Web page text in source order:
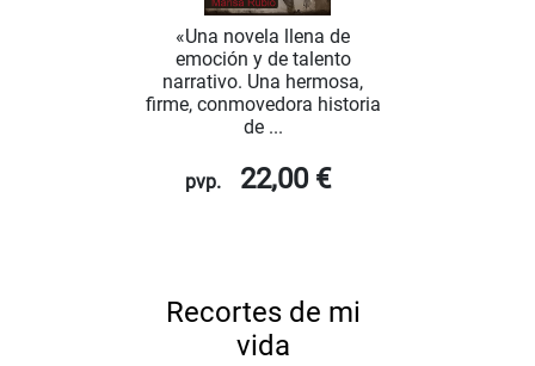
«Una novela llena de
emoción y de talento
narrativo. Una hermosa,
firme, conmovedora historia
de ...
pvp. 22,00 €
Recortes de mi
vida